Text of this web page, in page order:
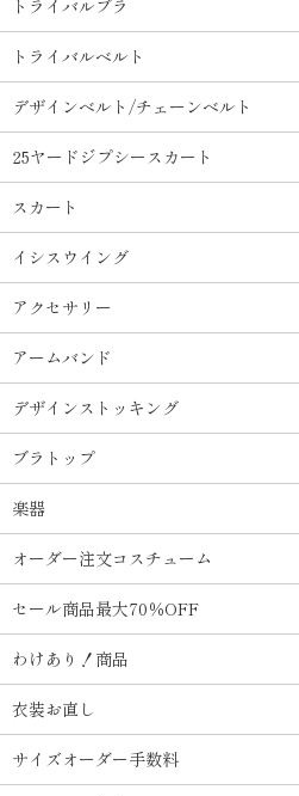
トライバルブラ
トライバルベルト
デザインベルト/チェーンベルト
25ヤードジプシースカート
スカート
イシスウイング
アクセサリー
アームバンド
デザインストッキング
ブラトップ
楽器
オーダー注文コスチューム
セール商品最大70％OFF
わけあり！商品
衣装お直し
サイズオーダー手数料